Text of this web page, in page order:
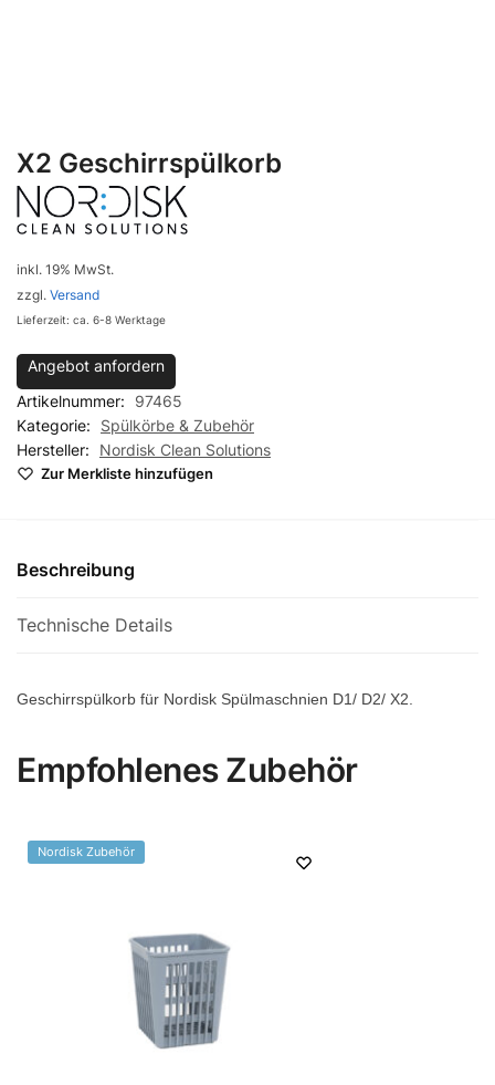
X2 Geschirrspülkorb
inkl. 19% MwSt.
zzgl. Versand
Lieferzeit: ca. 6-8 Werktage
Angebot anfordern
Artikelnummer:
97465
Kategorie:
Spülkörbe & Zubehör
Hersteller:
Nordisk Clean Solutions
Zur Merkliste hinzufügen
Beschreibung
Technische Details
Geschirrspülkorb für Nordisk Spülmaschnien D1/ D2/ X2.
Empfohlenes Zubehör
Nordisk Zubehör